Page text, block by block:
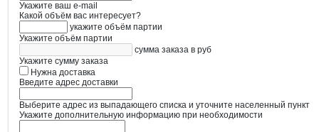
Укажите ваш e-mail
Какой объём вас интересует?
укажите объём партии
Укажите объём партии
сумма заказа в руб
Укажите сумму заказа
Нужна доставка
Введите адрес доставки
Выберите адрес из выпадающего списка и уточните населенный пункт
Укажите дополнительную информацию при необходимости